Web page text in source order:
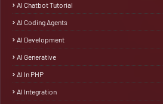
AI Chatbot Tutorial
AI Coding Agents
AI Development
AI Generative
AI In PHP
AI Integration